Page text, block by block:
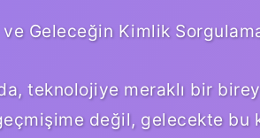
Geleceğin Kimlik
teknolojiye meraklı bir
değil, gelecekte bu